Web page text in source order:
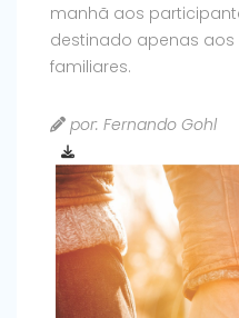
manhã aos
destinado apenas
familiares.
por: Fernando Gohl